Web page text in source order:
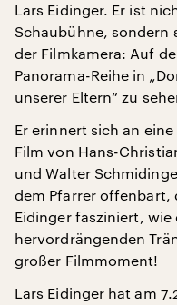
Lars Eidinger. Er ist
Schaubühne, sondern
der Filmkamera: Auf
Panorama-Reihe in
unserer Eltern“ zu
Er erinnert sich an
Film von Hans-
und Walter
dem Pfarrer offenbart,
Eidinger fasziniert,
hervordrängenden
großer Filmmoment!
Lars Eidinger hat am